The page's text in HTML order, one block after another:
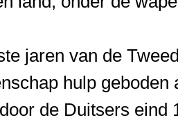
jaren van de
hulp
de Duitsers eind